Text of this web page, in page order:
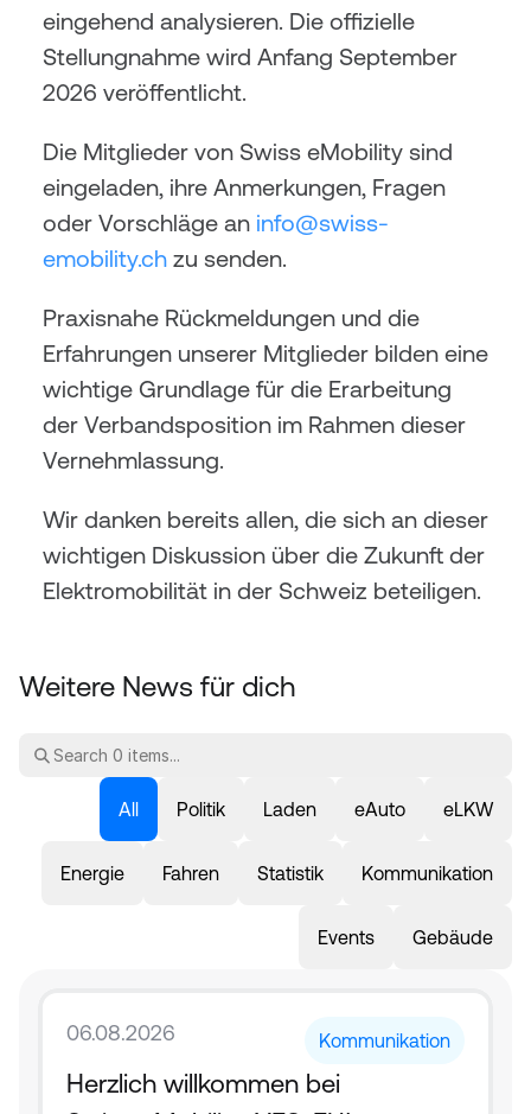
eingehend analysieren. Die offizielle
Stellungnahme wird Anfang September
2026 veröffentlicht.
Die Mitglieder von Swiss eMobility sind
eingeladen, ihre Anmerkungen, Fragen
oder Vorschläge an info@swiss-
emobility.ch zu senden.
Praxisnahe Rückmeldungen und die
Erfahrungen unserer Mitglieder bilden eine
wichtige Grundlage für die Erarbeitung
der Verbandsposition im Rahmen dieser
Vernehmlassung.
Wir danken bereits allen, die sich an dieser
wichtigen Diskussion über die Zukunft der
Elektromobilität in der Schweiz beteiligen.
Weitere News für dich
All Politik Laden eAuto eLKW
Energie Fahren Statistik Kommunikation
Events Gebäude
06.08.2026 Kommunikation
Herzlich willkommen bei